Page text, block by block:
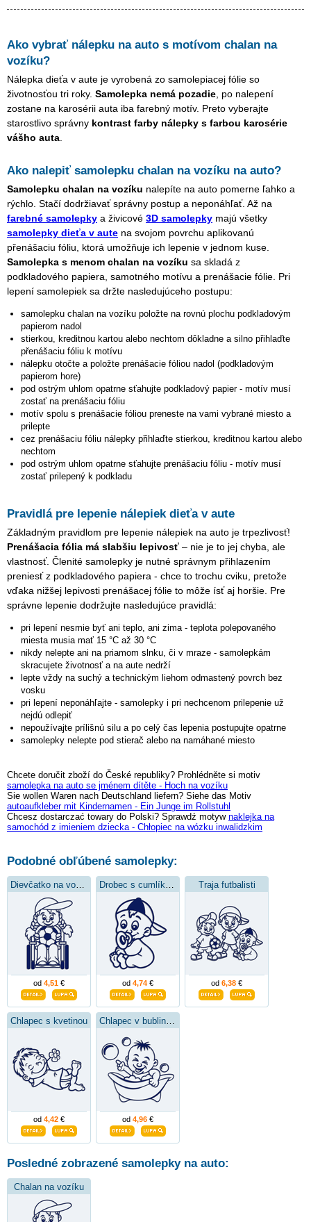
Ako vybrať nálepku na auto s motívom chalan na
vozíku?
Nálepka dieťa v aute je vyrobená zo samolepiacej fólie so
životnosťou tri roky. Samolepka nemá pozadie, po nalepení
zostane na karosérii auta iba farebný motív. Preto vyberajte
starostlivo správny kontrast farby nálepky s farbou karosérie
vášho auta.
Ako nalepiť samolepku chalan na vozíku na auto?
Samolepku chalan na vozíku nalepíte na auto pomerne ľahko a
rýchlo. Stačí dodržiavať správny postup a neponáhľať. Až na
farebné samolepky a živicové 3D samolepky majú všetky
samolepky dieťa v aute na svojom povrchu aplikovanú
přenášaciu fóliu, ktorá umožňuje ich lepenie v jednom kuse.
Samolepka s menom chalan na vozíku sa skladá z
podkladového papiera, samotného motívu a prenášacie fólie. Pri
lepení samolepiek sa držte nasledujúceho postupu:
samolepku chalan na vozíku položte na rovnú plochu podkladovým
papierom nadol
stierkou, kreditnou kartou alebo nechtom dôkladne a silno přihlaďte
přenášaciu fóliu k motívu
nálepku otočte a položte prenášacie fóliou nadol (podkladovým
papierom hore)
pod ostrým uhlom opatrne sťahujte podkladový papier - motív musí
zostať na prenášaciu fóliu
motív spolu s prenášacie fóliou preneste na vami vybrané miesto a
prilepte
cez prenášaciu fóliu nálepky přihlaďte stierkou, kreditnou kartou alebo
nechtom
pod ostrým uhlom opatrne sťahujte prenášaciu fóliu - motív musí
zostať prilepený k podkladu
Pravidlá pre lepenie nálepiek dieťa v aute
Základným pravidlom pre lepenie nálepiek na auto je trpezlivosť!
Prenášacia fólia má slabšiu lepivosť – nie je to jej chyba, ale
vlastnosť. Členité samolepky je nutné správnym přihlazením
preniesť z podkladového papiera - chce to trochu cviku, pretože
vďaka nižšej lepivosti prenášacej fólie to môže ísť aj horšie. Pre
správne lepenie dodržujte nasledujúce pravidlá:
pri lepení nesmie byť ani teplo, ani zima - teplota polepovaného
miesta musia mať 15 °C až 30 °C
nikdy nelepte ani na priamom slnku, či v mraze - samolepkám
skracujete životnosť a na aute nedrží
lepte vždy na suchý a technickým liehom odmastený povrch bez
vosku
pri lepení neponáhľajte - samolepky i pri nechcenom prilepenie už
nejdú odlepiť
nepoužívajte prílišnú silu a po celý čas lepenia postupujte opatrne
samolepky nelepte pod stierač alebo na namáhané miesto
Chcete doručit zboží do České republiky? Prohlédněte si motiv
samolepka na auto se jménem dítěte - Hoch na vozíku
Sie wollen Waren nach Deutschland liefern? Siehe das Motiv
autoaufkleber mit Kindernamen - Ein Junge im Rollstuhl
Chcesz dostarczać towary do Polski? Sprawdź motyw naklejka na
samochód z imieniem dziecka - Chłopiec na wózku inwalidzkim
Podobné obľúbené samolepky:
Dievčatko na vozíku
od 4,51 €
Drobec s cumlíkom
od 4,74 €
Traja futbalisti
od 6,38 €
Chlapec s kvetinou
od 4,42 €
Chlapec v bublinkách
od 4,96 €
Posledné zobrazené samolepky na auto:
Chalan na vozíku